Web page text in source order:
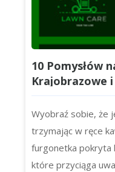
10 Pomysłów
Krajobrazowe
Własne
Wyobraź sobie, że
trzymając w ręce
furgonetka pokryta
które przyciąga